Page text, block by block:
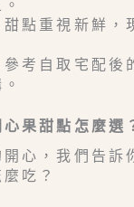
甜點重視新鮮，
參考自取宅配後
果甜點怎麼選
心，我們告訴
吃？